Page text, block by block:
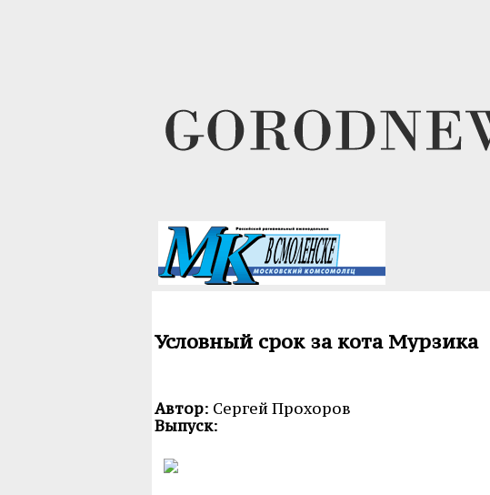
Условный срок за кота Мурзика
Автор: Сергей Прохоров
Выпуск: